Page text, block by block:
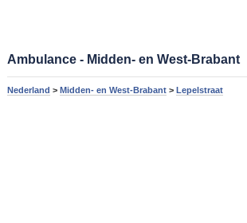
Ambulance - Midden- en West-Brabant
Nederland > Midden- en West-Brabant> Lepelstraat